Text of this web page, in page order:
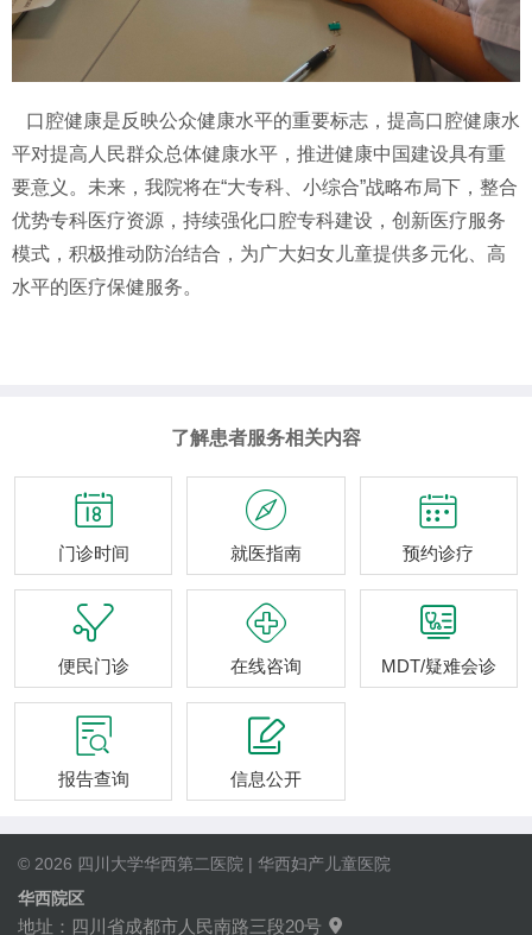
口腔健康是反映公众健康水平的重要标志，提高口腔健康水
平对提高人民群众总体健康水平，推进健康中国建设具有重
要意义。未来，我院将在“大专科、小综合”战略布局下，整合
优势专科医疗资源， 持续强化口腔专科建设，创新医疗服务
模式，积极推动防治结合， 为广大妇女儿童提供多元化、高
水平的医疗保健服务。
了解患者服务相关内容

门诊时间

就医指南

预约诊疗

便民门诊

在线咨询

MDT/疑难会诊

报告查询

信息公开
© 2026 四川大学华西第二医院 | 华西妇产儿童医院
华西院区
地址：四川省成都市人民南路三段20号 